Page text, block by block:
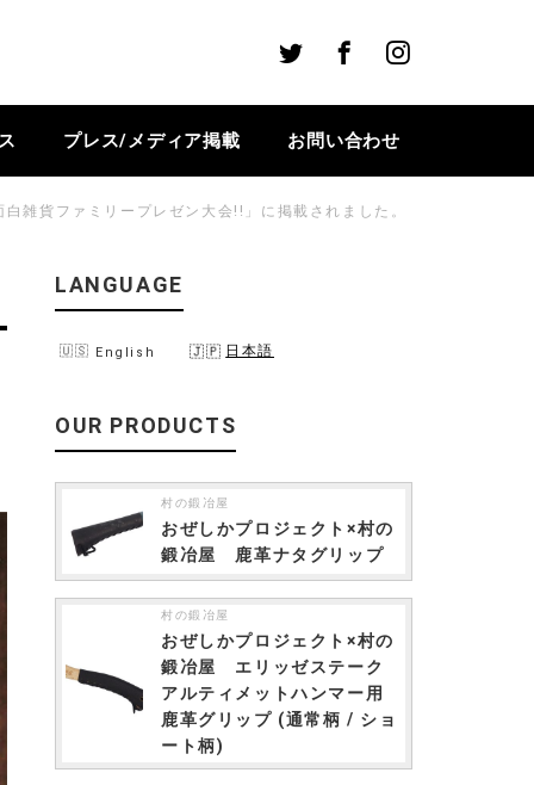
Instagram
プレス/メディア掲載 お問い合わせ
雑貨ファミリープレゼン大会!!」に掲載されました。
LANGUAGE
English 日本語
OUR PRODUCTS
村の鍛冶屋
おぜしかプロジェクト×村の
鍛冶屋 鹿革ナタグリップ
村の鍛冶屋
おぜしかプロジェクト×村の
鍛冶屋 エリッゼステーク
アルティメットハンマー用
鹿革グリップ (通常柄 / ショ
ート柄)